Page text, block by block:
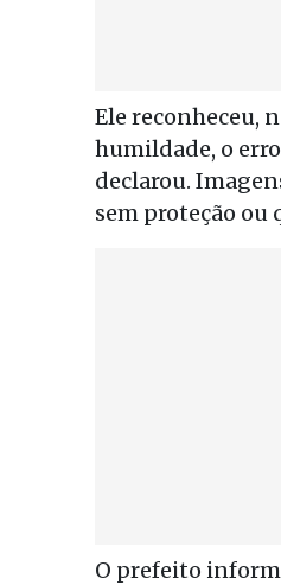
Ele reconheceu,
humildade, o
declarou.
sem proteção ou
O prefeito